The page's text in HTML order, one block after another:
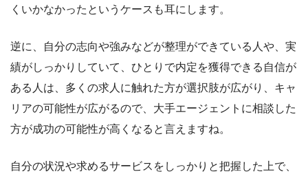
くいかなかった というケースも耳にします。
逆に、自分の志向や強みなどが整理ができている人や、実
績がしっかりしていて、ひとりで内定を獲得できる自信が
ある人は、多くの求人に触れた方が選択肢が広がり、キャ
リアの可能性が広がるので、大手エージェントに相談した
方が成功の可能性が高くなると言えますね。
自分の状況や求めるサービスをしっかりと把握した上で、